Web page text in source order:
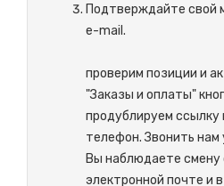
Подтверждайте свой
e-
проверим позиции и
"Заказы и оплаты"
продублируем ссылку
телефон. Звонить
Вы наблюдаете смену
электронной почте и